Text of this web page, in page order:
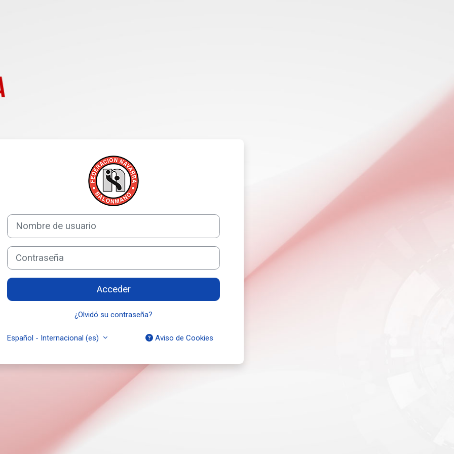
Entrar a Escuela On-Line Federación Navarra de
Nombre de usuario
Contraseña
Acceder
¿Olvidó su contraseña?
Español - Internacional ‎(es)‎ Aviso de Cookies